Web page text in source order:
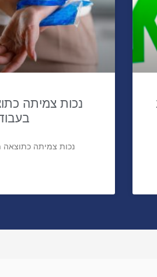
נכות צמיתה
נכות צמיתה כתוצאה